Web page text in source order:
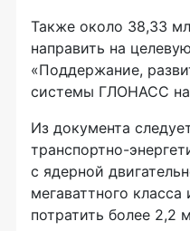
Также около 38,33
направить на
«Поддержание,
системы ГЛОНАСС на
Из документа
транспортно-
с ядерной
мегаваттного
потратить более 2,2